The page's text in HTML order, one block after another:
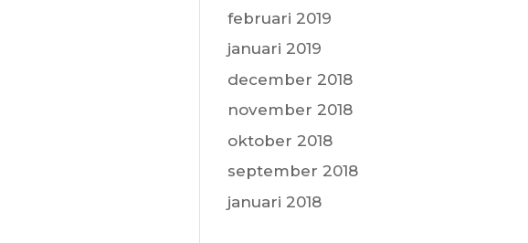
februari 2019
januari 2019
december 2018
november 2018
oktober 2018
september 2018
januari 2018